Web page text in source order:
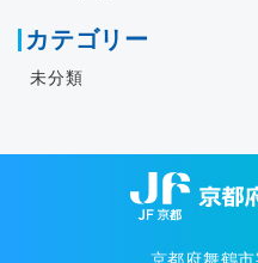
カテゴリー
未分類
京都府舞鶴